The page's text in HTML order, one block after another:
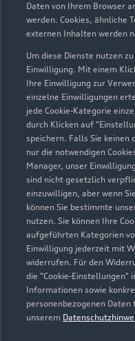
Daten von Ihrem Browser
werden. Cookies, ähnliche
externen Inhalten werden
Um diese Dienste nutzen
Einwilligung. Mit einem
Ihre Einwilligung zur
einzelne Einwilligungen
jede Cookie-Kategorie
durch Klicken auf
speichern. Falls Sie keinen
nur die notwendigen
Manager, unser
sind nicht gesetzlich
einzuwilligen, aber wenn
können Sie bestimmte
nutzen. Sie können Ihre
aufgeführten Kategorien
Einwilligung jederzeit mit
widerrufen. Für den
die "Cookie-Einstellungen"
Informationen sowie
personenbezogenen Daten
unserem
Audi
Sommer
Damit Ihr Audi auch
passende Pflege in
Zur Audi Shopping